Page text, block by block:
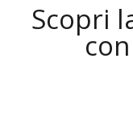
Scopri